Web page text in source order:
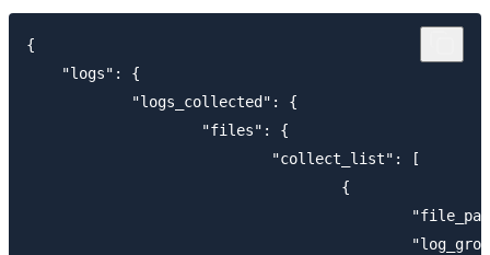
{
    "logs": {
            "logs_collected": {
                    "files": {
                            "collect_list": [
                                    {